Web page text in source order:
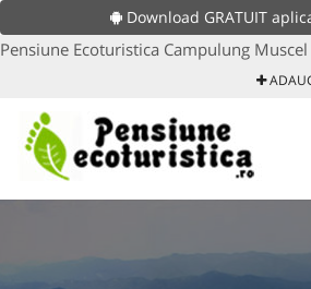
Download GRATUIT
Pensiune Ecoturistica Campulung Muscel